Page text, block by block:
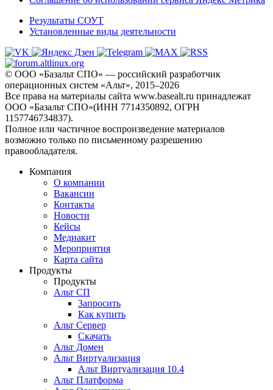
Результаты СОУТ
Установленные виды деятельности
© ООО «Базальт СПО» — российский разработчик
операционных систем «Альт», 2015–2026
Все права на материалы сайта www.basealt.ru принадлежат
ООО «Базальт СПО»(ИНН 7714350892, ОГРН
1157746734837).
Полное или частичное воспроизведение материалов
возможно только по письменному разрешению
правообладателя.
Компания
О компании
Вакансии
Контакты
Новости
Кейсы
Медиакит
Мероприятия
Карта сайта
Продукты
Продукты
Альт СП
Запросить
Как купить
Альт Сервер
Скачать
Альт Домен
Альт Виртуализация
Альт Виртуализация 10.4
Альт Платформа